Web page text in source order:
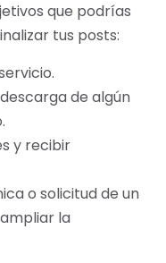
que podrías
tus posts:
de algún
y recibir
o solicitud de un
la